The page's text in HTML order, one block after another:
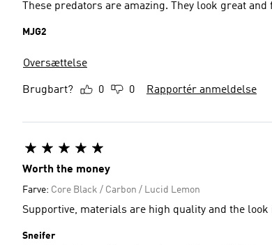
MJG2
Oversættelse
Brugbart? 0 0 Rapportér anmeldelse
Worth the money
Farve: Core Black / Carbon / Lucid Lemon
Supportive, materials are high quality and the look
Sneifer